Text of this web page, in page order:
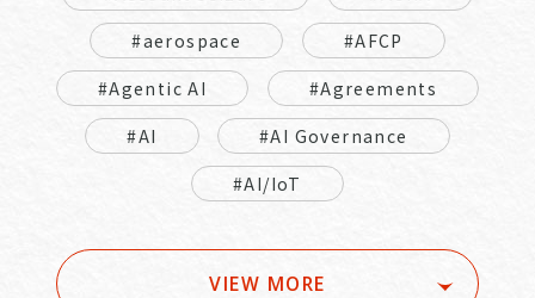
#aerospace
#AFCP
#Agentic AI
#Agreements
#AI
#AI Governance
#AI/IoT
VIEW MORE